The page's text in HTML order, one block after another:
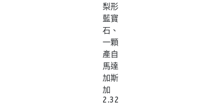
梨形
藍寶
石、
一顆
產自
馬達
加斯
加
2.32